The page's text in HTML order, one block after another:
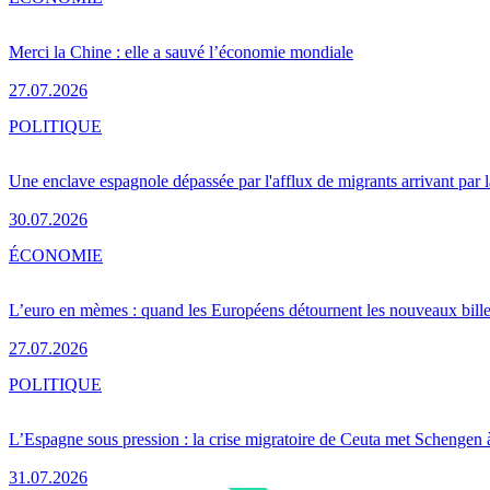
Merci la Chine : elle a sauvé l’économie mondiale
27.07.2026
Une enclave espagnole dépassée par l'afflux de migrants arrivant par
30.07.2026
POLITIQUE
L’euro en mèmes : quand les Européens détournent les nouveaux
27.07.2026
ÉCONOMIE
L’Espagne sous pression : la crise migratoire de Ceuta met Schengen
31.07.2026
POLITIQUE